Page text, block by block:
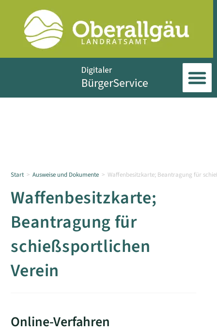
Start > Ausweise und Dokumente > Waffenbesitzkarte; Beantragung für
Waffenbesitzkarte;
Beantragung für
schießsportlichen
Verein
Online-Verfahren